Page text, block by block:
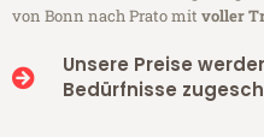
von Bonn nach Prato mitvoller
Unsere Preise
Bedürfnisse